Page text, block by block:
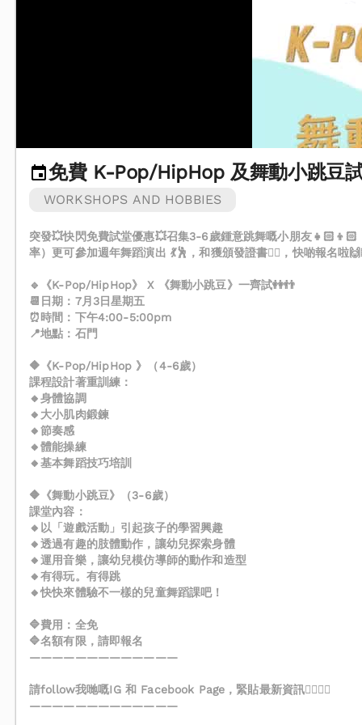
免費 K-Pop/HipHop 及舞動小跳豆
WORKSHOPS AND HOBBIES
突發💥快閃免費試堂優惠💥召集3-6歲鍾意跳舞嘅小朋友
率）更可參加週年舞蹈演出 💃🕺，和獲頒發證書✌🏻，快啲報名啦
🔹《K-Pop/HipHop》 X 《舞動小跳豆》一齊試👭👬
📆日期：7月3日星期五
⏰時間：下午4:00-5:00pm
📍地點：石門
🔶《K-Pop/HipHop 》（4-6歲）
課程設計著重訓練：
🔸身體協調
🔸大小肌肉鍛鍊
🔸節奏感
🔸體能操練
🔸基本舞蹈技巧培訓
🔶《舞動小跳豆》（3-6歲）
課堂內容：
🔸以「遊戲活動」引起孩子的學習興趣
🔸透過有趣的肢體動作，讓幼兒探索身體
🔸運用音樂，讓幼兒模仿導師的動作和造型
🔸有得玩。有得跳
🔸快快來體驗不一樣的兒童舞蹈課吧！
🔷費用：全免
🔷名額有限，請即報名
—————————————
請follow我哋嘅IG 和 Facebook Page，緊貼最新資訊👍🏻👍🏻
—————————————